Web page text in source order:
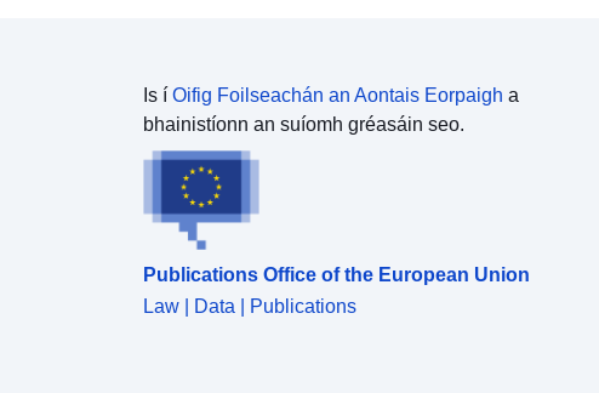
Is í Oifig Foilseachán an Aontais Eorpaigh a
bhainistíonn an suíomh gréasáin seo.
Publications Office of the European Union
Law | Data | Publications